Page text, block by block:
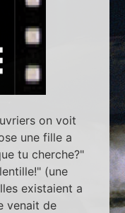
on voit
une fille a
tu cherche?"
(une
existaient a
venait de